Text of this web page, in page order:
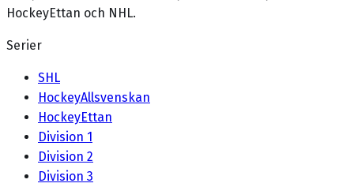
HockeyEttan och NHL.
Serier
SHL
HockeyAllsvenskan
HockeyEttan
Division 1
Division 2
Division 3